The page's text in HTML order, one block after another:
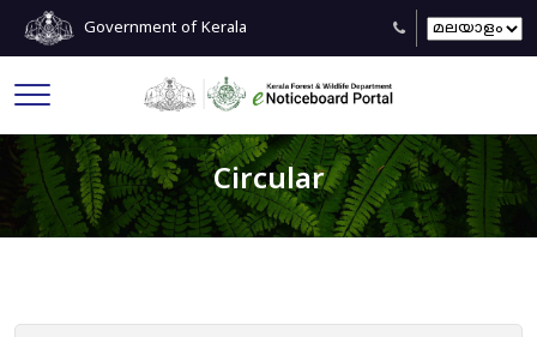
Government of Kerala
Circular